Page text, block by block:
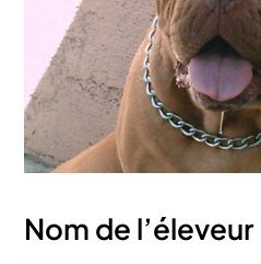
Nom de l’éleveur